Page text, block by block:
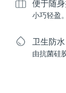
便于随
小巧轻盈
卫生防水
由抗菌硅